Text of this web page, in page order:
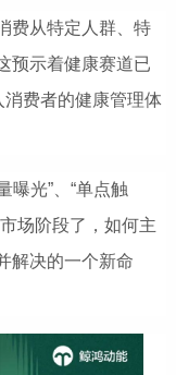
费从特定人群、特
预示着健康赛道已
消费者的健康管理体
曝光”、“单点触
场阶段了，如何主
解决的一个新命